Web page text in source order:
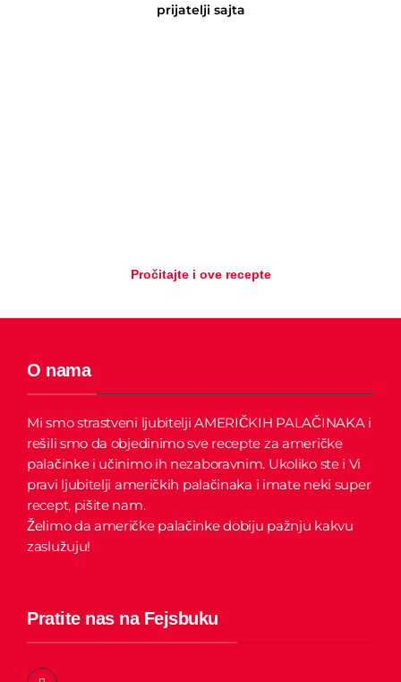
prijatelji sajta
Pročitajte i ove recepte
O nama
Mi smo strastveni ljubitelji AMERIČKIH PALAČINAKA i
rešili smo da objedinimo sve recepte za američke
palačinke i učinimo ih nezaboravnim. Ukoliko ste i Vi
pravi ljubitelji američkih palačinaka i imate neki super
recept, pišite nam.
Želimo da američke palačinke dobiju pažnju kakvu
zaslužuju!
Pratite nas na Fejsbuku
F
a